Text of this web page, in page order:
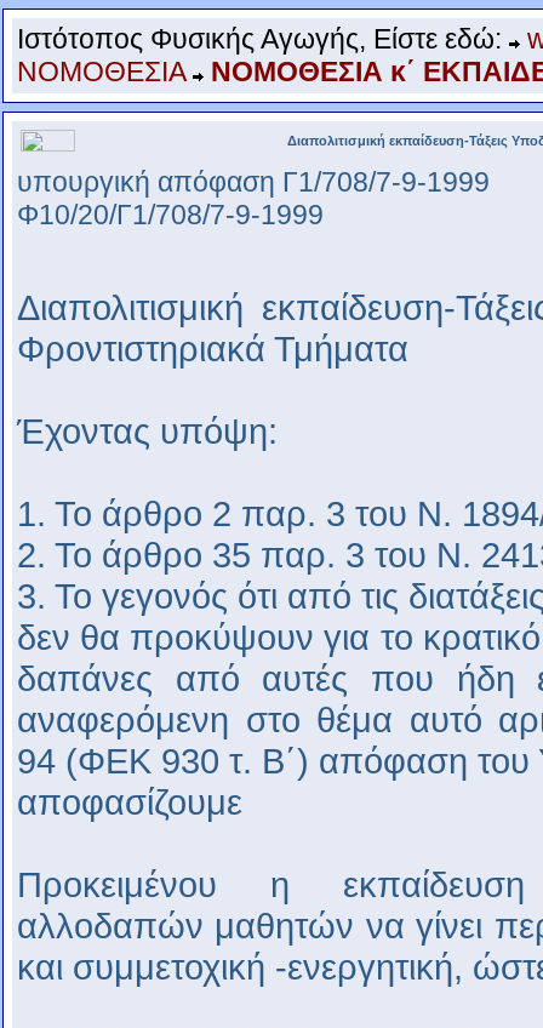
Ιστότοπος Φυσικής Αγωγής, Είστε εδώ:
ΝΟΜΟΘΕΣΙΑ
ΝΟΜΟΘΕΣΙΑ κ΄
Διαπολιτισμική εκπαίδευση-Τάξεις
υπουργική απόφαση Γ1/708/7-9-1999
Φ10/20/Γ1/708/7-9-1999
Διαπολιτισμική εκπαίδευση-
Φροντιστηριακά Τμήματα
Έχοντας υπόψη:
1. Το άρθρο 2 παρ. 3 του Ν.
2. Το άρθρο 35 παρ. 3 του Ν.
3. Το γεγονός ότι από τις
δεν θα προκύψουν για το
δαπάνες από αυτές που ήδη
αναφερόμενη στο θέμα αυτό
94 (ΦΕΚ 930 τ. Β΄) απόφαση του
αποφασίζουμε
Προκειμένου η
αλλοδαπών μαθητών να γίνει
και συμμετοχική -ενεργητική,